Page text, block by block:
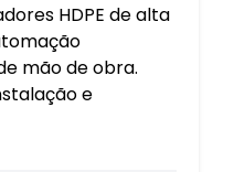
HDPE de alta
mão de obra.
e